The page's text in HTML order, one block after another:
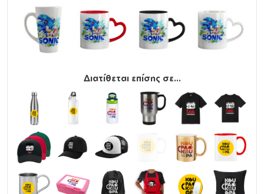
Διατίθεται επίσης σε...